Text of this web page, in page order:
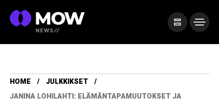
HOME
JULKKIKSET
JANINA LOHILAHTI: ELÄMÄNTAPAMUUTOKSET JA